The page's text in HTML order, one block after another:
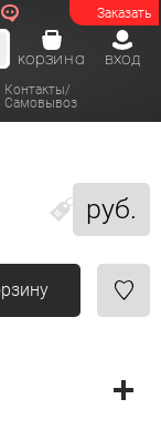
Заказать
Контакты/
Самовывоз
вход
корзина
руб.